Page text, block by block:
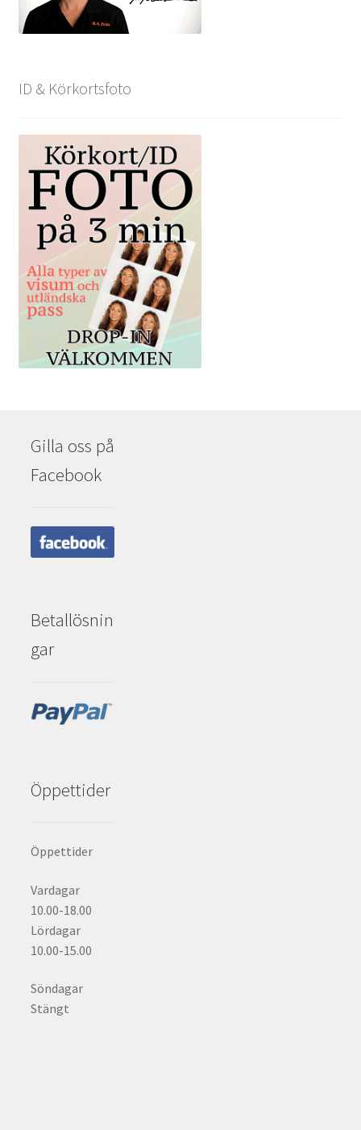
ID & Körkortsfoto
Gilla oss på
Facebook
Betallösnin
gar
Öppettider
Öppettider
Vardagar
10.00-18.00
Lördagar
10.00-15.00
Söndagar
Stängt